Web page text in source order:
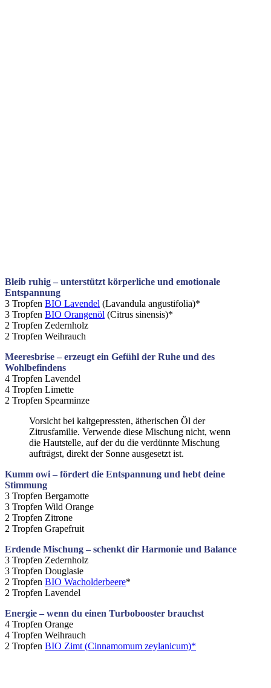
Bleib ruhig – unterstützt körperliche und emotionale
Entspannung
3 Tropfen BIO Lavendel (Lavandula angustifolia)*
3 Tropfen BIO Orangenöl (Citrus sinensis)*
2 Tropfen Zedernholz
2 Tropfen Weihrauch
Meeresbrise – erzeugt ein Gefühl der Ruhe und des
Wohlbefindens
4 Tropfen Lavendel
4 Tropfen Limette
2 Tropfen Spearminze
Vorsicht bei kaltgepressten, ätherischen Öl der
Zitrusfamilie. Verwende diese Mischung nicht, wenn
die Hautstelle, auf der du die verdünnte Mischung
aufträgst, direkt der Sonne ausgesetzt ist.
Kumm owi – fördert die Entspannung und hebt deine
Stimmung
3 Tropfen Bergamotte
3 Tropfen Wild Orange
2 Tropfen Zitrone
2 Tropfen Grapefruit
Erdende Mischung – schenkt dir Harmonie und Balance
3 Tropfen Zedernholz
3 Tropfen Douglasie
2 Tropfen BIO Wacholderbeere*
2 Tropfen Lavendel
Energie – wenn du einen Turbobooster brauchst
4 Tropfen Orange
4 Tropfen Weihrauch
2 Tropfen BIO Zimt (Cinnamomum zeylanicum)*